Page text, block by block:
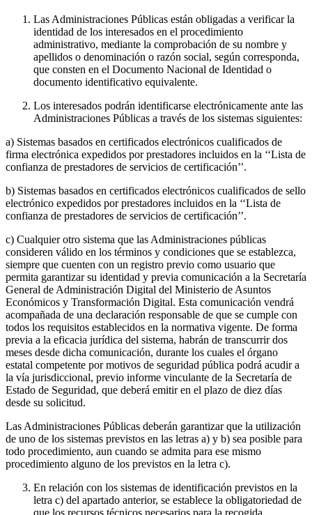
Las Administraciones Públicas están obligadas a verificar la
identidad de los interesados en el procedimiento
administrativo, mediante la comprobación de su nombre y
apellidos o denominación o razón social, según corresponda,
que consten en el Documento Nacional de Identidad o
documento identificativo equivalente.
Los interesados podrán identificarse electrónicamente ante las
Administraciones Públicas a través de los sistemas siguientes:
a) Sistemas basados en certificados electrónicos cualificados de
firma electrónica expedidos por prestadores incluidos en la ‘‘Lista de
confianza de prestadores de servicios de certificación’’.
b) Sistemas basados en certificados electrónicos cualificados de sello
electrónico expedidos por prestadores incluidos en la ‘‘Lista de
confianza de prestadores de servicios de certificación’’.
c) Cualquier otro sistema que las Administraciones públicas
consideren válido en los términos y condiciones que se establezca,
siempre que cuenten con un registro previo como usuario que
permita garantizar su identidad y previa comunicación a la Secretaría
General de Administración Digital del Ministerio de Asuntos
Económicos y Transformación Digital. Esta comunicación vendrá
acompañada de una declaración responsable de que se cumple con
todos los requisitos establecidos en la normativa vigente. De forma
previa a la eficacia jurídica del sistema, habrán de transcurrir dos
meses desde dicha comunicación, durante los cuales el órgano
estatal competente por motivos de seguridad pública podrá acudir a
la vía jurisdiccional, previo informe vinculante de la Secretaría de
Estado de Seguridad, que deberá emitir en el plazo de diez días
desde su solicitud.
Las Administraciones Públicas deberán garantizar que la utilización
de uno de los sistemas previstos en las letras a) y b) sea posible para
todo procedimiento, aun cuando se admita para ese mismo
procedimiento alguno de los previstos en la letra c).
En relación con los sistemas de identificación previstos en la
letra c) del apartado anterior, se establece la obligatoriedad de
que los recursos técnicos necesarios para la recogida,